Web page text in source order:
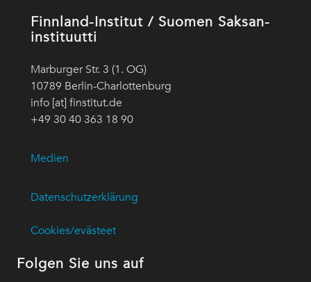
Finnland-Institut / Suomen Saksan-
instituutti
Marburger Str. 3 (1. OG)
10789 Berlin-Charlottenburg
info [at] finstitut.de
+49 30 40 363 18 90
Medien
Datenschutzerklärung
Cookies/evästeet
Folgen Sie uns auf